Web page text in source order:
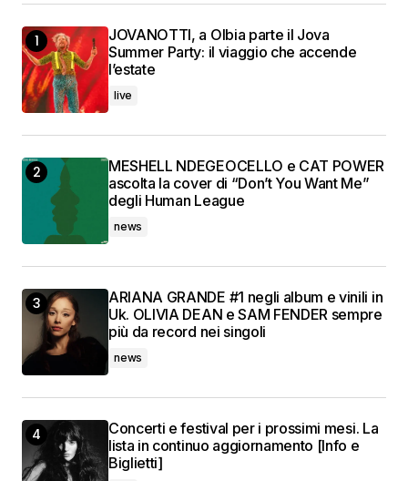
JOVANOTTI, a Olbia parte il Jova
Summer Party: il viaggio che accende
l’estate
live
MESHELL NDEGEOCELLO e CAT POWER
ascolta la cover di “Don’t You Want Me”
degli Human League
news
ARIANA GRANDE #1 negli album e vinili in
Uk. OLIVIA DEAN e SAM FENDER sempre
più da record nei singoli
news
Concerti e festival per i prossimi mesi. La
lista in continuo aggiornamento [Info e
Biglietti]